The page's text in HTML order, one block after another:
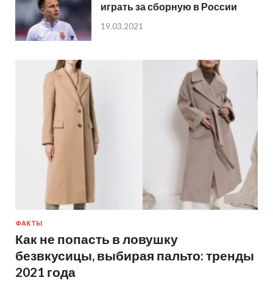
играть за сборную в России
19.03.2021
ФАКТЫ
Как не попасть в ловушку
безвкусицы, выбирая пальто: тренды
2021 года